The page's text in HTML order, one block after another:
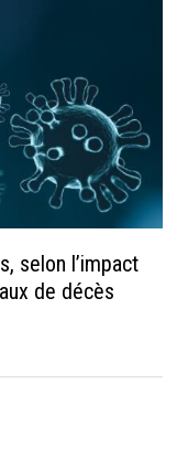
selon l’impact
de décès